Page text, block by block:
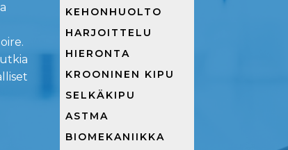
KEHONHUOLTO
HARJOITTELU
HIERONTA
KROONINEN KIPU
SELKÄKIPU
ASTMA
BIOMEKANIIKKA